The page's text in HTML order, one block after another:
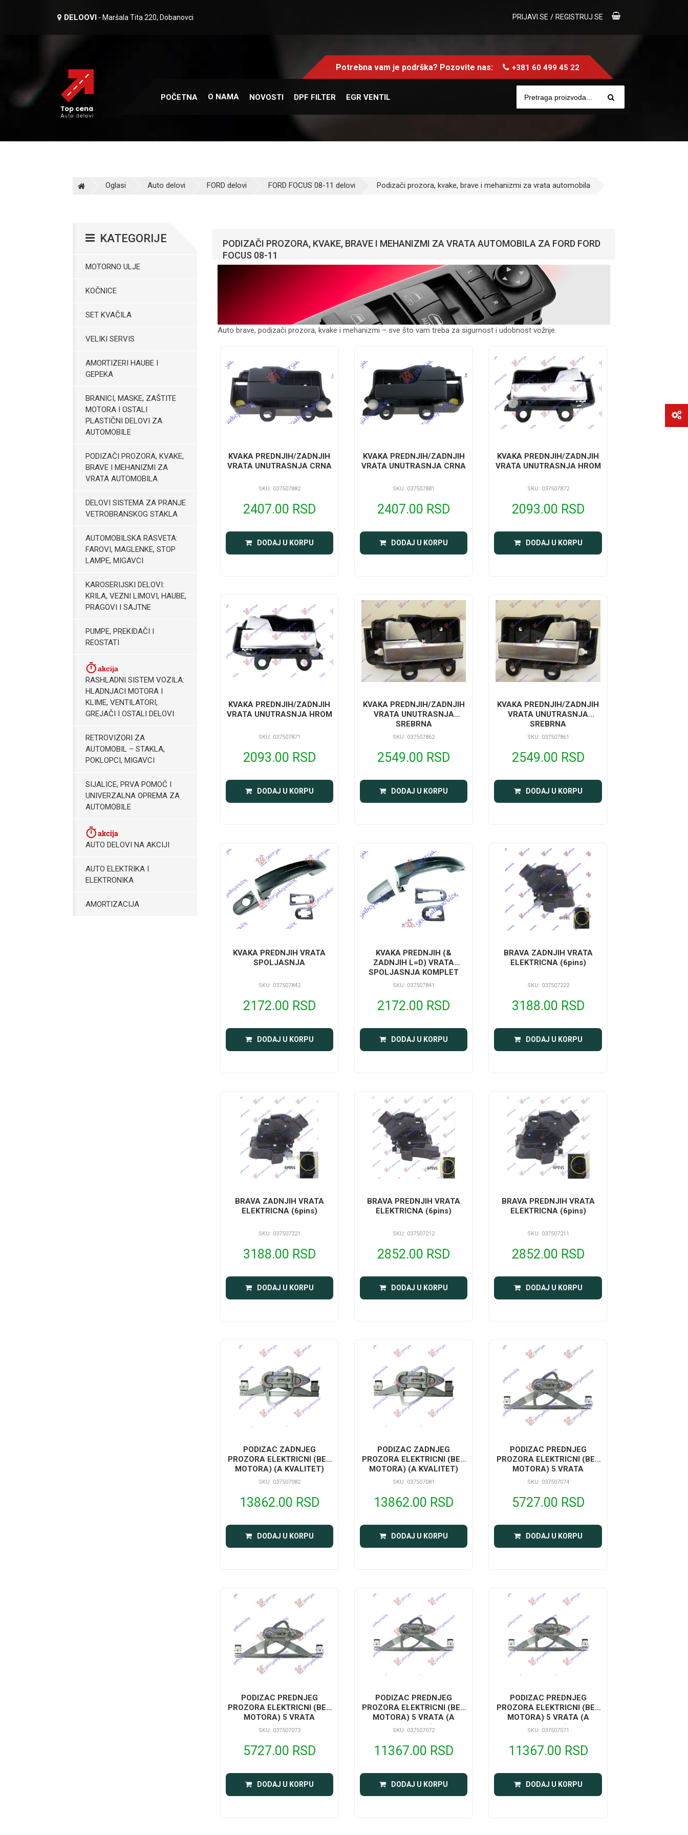
DELOOVI - Maršala Tita 220, Dobanovci PRIJAVI SE / REGISTRUJ SE
Potrebna vam je podrška? Pozovite nas: +381 60 499 45 22
POČETNA O NAMA NOVOSTI DPF FILTER EGR VENTIL
Oglasi Auto delovi FORD delovi FORD FOCUS 08-11 delovi Podizači prozora, kvake, brave i mehanizmi za vrata automobila
KATEGORIJE
MOTORNO ULJE
KOČNICE
SET KVAČILA
VELIKI SERVIS
AMORTIZERI HAUBE I
GEPEKA
BRANICI, MASKE, ZAŠTITE
MOTORA I OSTALI
PLASTIČNI DELOVI ZA
AUTOMOBILE
PODIZAČI PROZORA, KVAKE,
BRAVE I MEHANIZMI ZA
VRATA AUTOMOBILA
DELOVI SISTEMA ZA PRANJE
VETROBRANSKOG STAKLA
AUTOMOBILSKA RASVETA:
FAROVI, MAGLENKE, STOP
LAMPE, MIGAVCI
KAROSERIJSKI DELOVI:
KRILA, VEZNI LIMOVI, HAUBE,
PRAGOVI I SAJTNE
PUMPE, PREKIDAČI I
REOSTATI
RASHLADNI SISTEM VOZILA:
HLADNJACI MOTORA I
KLIME, VENTILATORI,
GREJAČI I OSTALI DELOVI
RETROVIZORI ZA
AUTOMOBIL – STAKLA,
POKLOPCI, MIGAVCI
SIJALICE, PRVA POMOĆ I
UNIVERZALNA OPREMA ZA
AUTOMOBILE
AUTO DELOVI NA AKCIJI
AUTO ELEKTRIKA I
ELEKTRONIKA
AMORTIZACIJA
PODIZAČI PROZORA, KVAKE, BRAVE I MEHANIZMI ZA VRATA AUTOMOBILA ZA FORD FORD
FOCUS 08-11
Auto brave, podizači prozora, kvake i mehanizmi – sve što vam treba za sigurnost i udobnost vožnje.
KVAKA PREDNJIH/ZADNJIH
VRATA UNUTRASNJA CRNA
SKU: 037507882
2407.00 RSD
DODAJ U KORPU
KVAKA PREDNJIH/ZADNJIH
VRATA UNUTRASNJA CRNA
SKU: 037507881
2407.00 RSD
DODAJ U KORPU
KVAKA PREDNJIH/ZADNJIH
VRATA UNUTRASNJA HROM
SKU: 037507872
2093.00 RSD
DODAJ U KORPU
KVAKA PREDNJIH/ZADNJIH
VRATA UNUTRASNJA HROM
SKU: 037507871
2093.00 RSD
DODAJ U KORPU
KVAKA PREDNJIH/ZADNJIH
VRATA UNUTRASNJA
SREBRNA
SKU: 037507862
2549.00 RSD
DODAJ U KORPU
KVAKA PREDNJIH/ZADNJIH
VRATA UNUTRASNJA
SREBRNA
SKU: 037507861
2549.00 RSD
DODAJ U KORPU
KVAKA PREDNJIH VRATA
SPOLJASNJA
SKU: 037507842
2172.00 RSD
DODAJ U KORPU
KVAKA PREDNJIH (&
ZADNJIH L=D) VRATA
SPOLJASNJA KOMPLET
SKU: 037507841
2172.00 RSD
DODAJ U KORPU
BRAVA ZADNJIH VRATA
ELEKTRICNA (6pins)
SKU: 037507222
3188.00 RSD
DODAJ U KORPU
BRAVA ZADNJIH VRATA
ELEKTRICNA (6pins)
SKU: 037507221
3188.00 RSD
DODAJ U KORPU
BRAVA PREDNJIH VRATA
ELEKTRICNA (6pins)
SKU: 037507212
2852.00 RSD
DODAJ U KORPU
BRAVA PREDNJIH VRATA
ELEKTRICNA (6pins)
SKU: 037507211
2852.00 RSD
DODAJ U KORPU
PODIZAC ZADNJEG
PROZORA ELEKTRICNI (BEZ
MOTORA) (A KVALITET)
SKU: 037507082
13862.00 RSD
DODAJ U KORPU
PODIZAC ZADNJEG
PROZORA ELEKTRICNI (BEZ
MOTORA) (A KVALITET)
SKU: 037507081
13862.00 RSD
DODAJ U KORPU
PODIZAC PREDNJEG
PROZORA ELEKTRICNI (BEZ
MOTORA) 5 VRATA
SKU: 037507074
5727.00 RSD
DODAJ U KORPU
PODIZAC PREDNJEG
PROZORA ELEKTRICNI (BEZ
MOTORA) 5 VRATA
SKU: 037507073
5727.00 RSD
DODAJ U KORPU
PODIZAC PREDNJEG
PROZORA ELEKTRICNI (BEZ
MOTORA) 5 VRATA (A
KVALITET)
SKU: 037507072
11367.00 RSD
DODAJ U KORPU
PODIZAC PREDNJEG
PROZORA ELEKTRICNI (BEZ
MOTORA) 5 VRATA (A
KVALITET)
SKU: 037507071
11367.00 RSD
DODAJ U KORPU